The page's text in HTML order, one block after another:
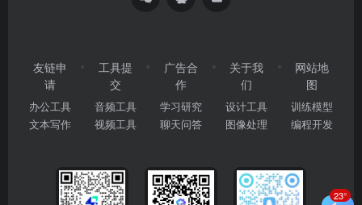
友链申
请
办公工具
文本写作
工具提
交
音频工具
视频工具
广告合
作
学习研究
聊天问答
关于我
们
设计工具
图像处理
网站地
图
训练模型
编程开发
23°